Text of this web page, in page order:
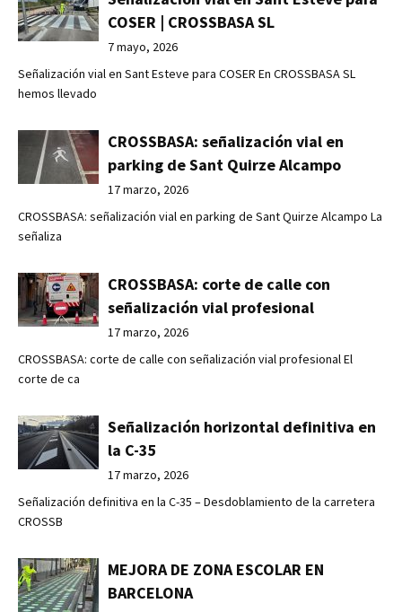
COSER | CROSSBASA SL
7 mayo, 2026
Señalización vial en Sant Esteve para COSER En CROSSBASA SL
hemos llevado
CROSSBASA: señalización vial en
parking de Sant Quirze Alcampo
17 marzo, 2026
CROSSBASA: señalización vial en parking de Sant Quirze Alcampo La
señaliza
CROSSBASA: corte de calle con
señalización vial profesional
17 marzo, 2026
CROSSBASA: corte de calle con señalización vial profesional El
corte de ca
Señalización horizontal definitiva en
la C-35
17 marzo, 2026
Señalización definitiva en la C-35 – Desdoblamiento de la carretera
CROSSB
MEJORA DE ZONA ESCOLAR EN
BARCELONA